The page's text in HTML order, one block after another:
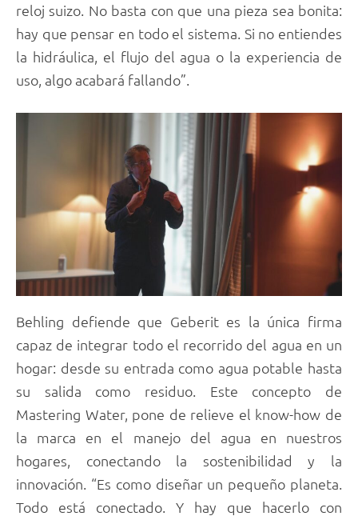
reloj suizo. No basta con que una pieza sea bonita:
hay que pensar en todo el sistema. Si no entiendes
la hidráulica, el flujo del agua o la experiencia de
uso, algo acabará fallando”.
Behling defiende que Geberit es la única firma
capaz de integrar todo el recorrido del agua en un
hogar: desde su entrada como agua potable hasta
su salida como residuo. Este concepto de
Mastering Water, pone de relieve el know-how de
la marca en el manejo del agua en nuestros
hogares, conectando la sostenibilidad y la
innovación. “Es como diseñar un pequeño planeta.
Todo está conectado. Y hay que hacerlo con